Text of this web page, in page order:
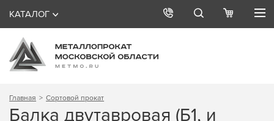
КАТАЛОГ
Главная Сортовой прокат
Балка двутавровая (Б1, и